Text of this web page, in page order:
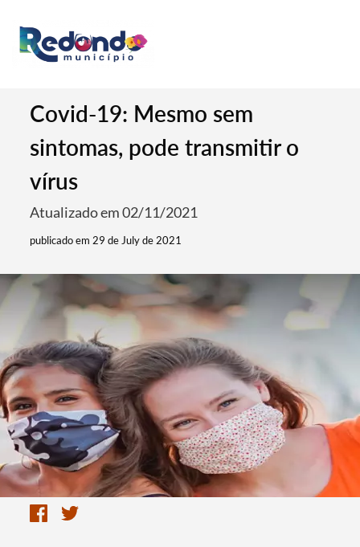
Covid-19: Mesmo sem
sintomas, pode transmitir o
vírus
Atualizado em 02/11/2021
publicado em 29 de July de 2021